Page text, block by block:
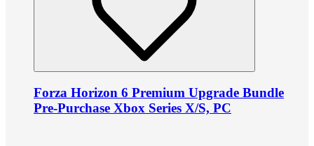
Forza Horizon 6 Premium Upgrade Bundle
Pre-Purchase Xbox Series X/S, PC